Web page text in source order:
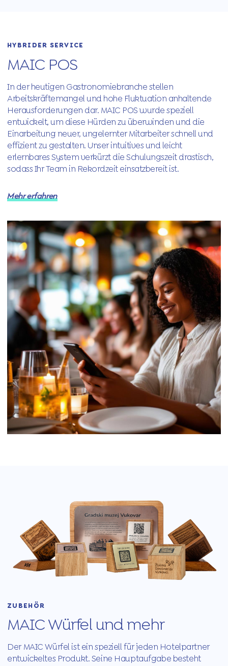
HYBRIDER SERVICE
MAIC POS
In der heutigen Gastronomiebranche stellen
Arbeitskräftemangel und hohe Fluktuation anhaltende
Herausforderungen dar. MAIC POS wurde speziell
entwickelt, um diese Hürden zu überwinden und die
Einarbeitung neuer, ungelernter Mitarbeiter schnell und
effizient zu gestalten. Unser intuitives und leicht
erlernbares System verkürzt die Schulungszeit drastisch,
sodass Ihr Team in Rekordzeit einsatzbereit ist.
Mehr erfahren
ZUBEHÖR
MAIC Würfel und mehr
Der MAIC Würfel ist ein speziell für jeden Hotelpartner
entwickeltes Produkt. Seine Hauptaufgabe besteht